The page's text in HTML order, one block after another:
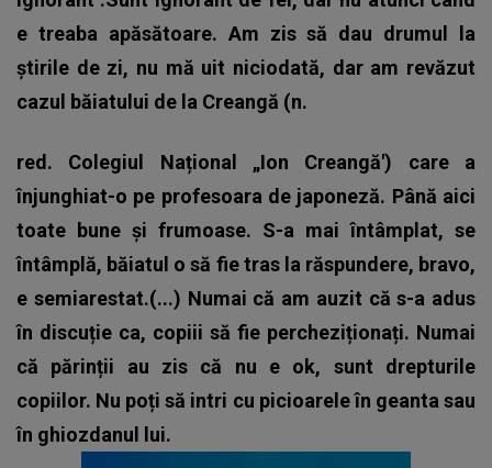
e treaba apăsătoare. Am zis să dau drumul la
știrile de zi, nu mă uit niciodată, dar am revăzut
cazul băiatului de la Creangă (n.
red. Colegiul Național „Ion Creangă') care a
înjunghiat-o pe profesoara de japoneză. Până aici
toate bune și frumoase. S-a mai întâmplat, se
întâmplă, băiatul o să fie tras la răspundere, bravo,
e semiarestat.(...) Numai că am auzit că s-a adus
în discuție ca, copiii să fie percheziționați. Numai
că părinții au zis că nu e ok, sunt drepturile
copiilor. Nu poți să intri cu picioarele în geanta sau
în ghiozdanul lui.